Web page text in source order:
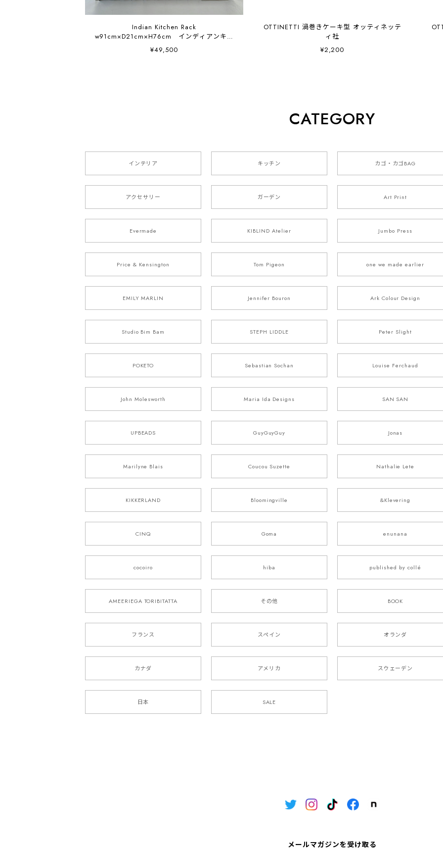
Indian Kitchen Rack
w91cm×D21cm×H76cm インディアンキッ
チンラック 大型 ステンレス 棚
¥49,500
OTTINETTI 渦巻きケーキ型 オッティネッテ
ィ社
¥2,200
CATEGORY
インテリア キッチン カゴ・カゴBAG
アクセサリー ガーデン Art Print
Evermade KIBLIND Atelier Jumbo Press
Price & Kensington Tom Pigeon one we made earlier
EMILY MARLIN Jennifer Bouron Ark Colour Design
Studio Bim Bam STEPH LIDDLE Peter Slight
POKETO Sebastian Sochan Louise Ferchaud
John Molesworth Maria Ida Designs SAN SAN
UPBEADS GuyGuyGuy Jonas
Marilyne Blais Coucou Suzette Nathalie Lete
KIKKERLAND Bloomingville &Klevering
CINQ Goma enunana
cocoiro hiba published by collé
AMEERIEGA TORIBITATTA その他 BOOK
フランス スペイン オランダ
カナダ アメリカ スウェーデン
日本 SALE
メールマガジンを受け取る